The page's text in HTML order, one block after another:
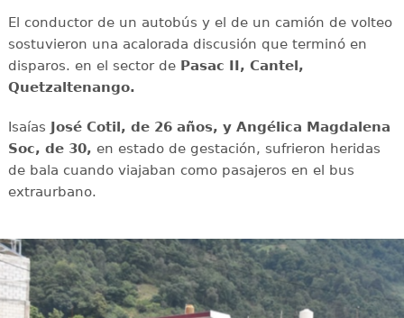
El conductor de un autobús y el de un camión de volteo
sostuvieron una acalorada discusión que terminó en
disparos. en el sector de Pasac II, Cantel,
Quetzaltenango.
Isaías José Cotil, de 26 años, y Angélica Magdalena
Soc, de 30, en estado de gestación, sufrieron heridas
de bala cuando viajaban como pasajeros en el bus
extraurbano.